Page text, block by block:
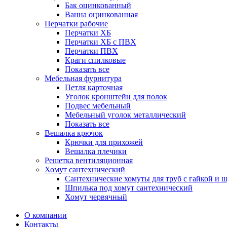
Бак оцинкованный
Ванна оцинкованная
Перчатки рабочие
Перчатки ХБ
Перчатки ХБ с ПВХ
Перчатки ПВХ
Краги спилковые
Показать все
Мебельная фурнитура
Петля карточная
Уголок кронштейн для полок
Подвес мебельный
Мебельный уголок металлический
Показать все
Вешалка крючок
Крючки для прихожей
Вешалка плечики
Решетка вентиляционная
Хомут сантехнический
Сантехнические хомуты для труб с гайкой и
Шпилька под хомут сантехнический
Хомут червячный
О компании
Контакты